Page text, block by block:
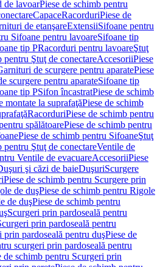
de lavoarPiese de schimb pentru
CapaceRacorduriPiese de
de etanşareExtensiiSifoane pentru
Sifoane pentru lavoareSifoane tip
tip PRacorduri pentru lavoareŞtuţ
pentru Ştuţ de conectareAccesoriiPiese
de scurgere pentru aparatePiese
scurgere pentru aparateSifoane tip
tip PSifon încastratPiese de schimb
montate la suprafaţăPiese de schimb
RacorduriPiese de schimb pentru
spălătoarePiese de schimb pentru
Piese de schimb pentru SifoaneŞtuţ
pentru Ştuţ de conectareVentile de
Ventile de evacuareAccesoriiPiese
şi căzi de baieDuşuriScurgere
Piese de schimb pentru Scurgere prin
de duşPiese de schimb pentru Rigole
de duşPiese de schimb pentru
Scurgeri prin pardoseală pentru
prin pardoseală pentru
pardoseală pentru duşPiese de
scurgeri prin pardoseală pentru
de schimb pentru Scurgeri prin